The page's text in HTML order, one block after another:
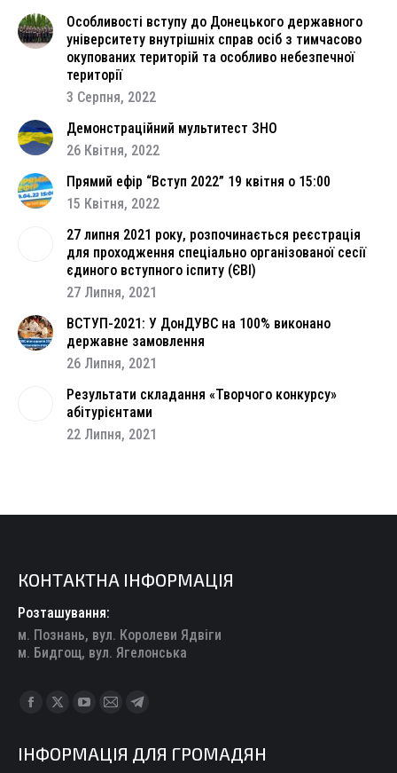
Особливості вступу до Донецького державного
університету внутрішніх справ осіб з тимчасово
окупованих територій та особливо небезпечної
території
3 Серпня, 2022
Демонстраційний мультитест ЗНО
26 Квітня, 2022
Прямий ефір “Вступ 2022” 19 квітня о 15:00
15 Квітня, 2022
27 липня 2021 року, розпочинається реєстрація
для проходження спеціально організованої сесії
єдиного вступного іспиту (ЄВІ)
27 Липня, 2021
ВСТУП-2021: У ДонДУВС на 100% виконано
державне замовлення
26 Липня, 2021
Результати складання «Творчого конкурсу»
абітурієнтами
22 Липня, 2021
КОНТАКТНА ІНФОРМАЦІЯ
Розташування:
м. Познань, вул. Королеви Ядвіги
м. Бидгощ, вул. Ягелонська
Find us on:
Facebook
opens
X
opens
YouTube
opens
Mail
opens
Telegram
opens
ІНФОРМАЦІЯ ДЛЯ ГРОМАДЯН